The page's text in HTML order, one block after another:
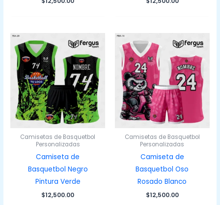
Camisetas de Basquetbol
Personalizadas
Camiseta de
Basquetbol Negro
Pintura Verde
$12,500.00
Camisetas de Basquetbol
Personalizadas
Camiseta de
Basquetbol Oso
Rosado Blanco
$12,500.00